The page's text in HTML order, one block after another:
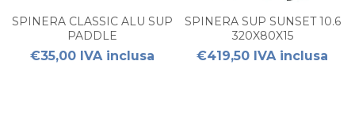
SPINERA CLASSIC ALU SUP
PADDLE
€35,00 IVA inclusa
SPINERA SUP SUNSET 10.6
320X80X15
€419,50 IVA inclusa